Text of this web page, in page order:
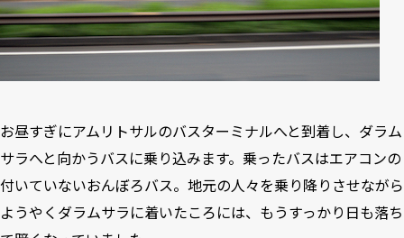
お昼すぎにアムリトサルのバスターミナルへと到着し、ダラム
サラへと向かうバスに乗り込みます。乗ったバスはエアコンの
付いていないおんぼろバス。地元の人々を乗り降りさせながら
ようやくダラムサラに着いたころには、もうすっかり日も落ち